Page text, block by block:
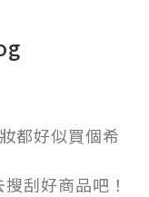
都好似買個希
刮好商品吧！